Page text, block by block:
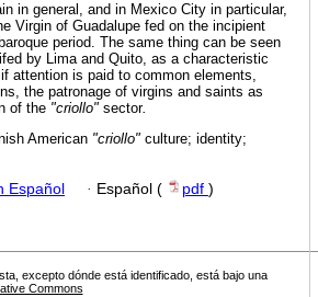
in general, and in Mexico City in particular,
Virgin of Guadalupe fed on the incipient
period. The same thing can be seen
by Lima and Quito, as a characteristic
attention is paid to common elements,
the patronage of virgins and saints as
of the "criollo" sector.
American "criollo" culture; identity;
Español · Español ( pdf )
excepto dónde está identificado, está bajo una
Commons